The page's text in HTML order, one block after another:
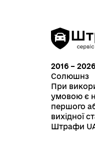
2016 –
Солюшнз
При
умовою є
першого
вихідної
Штрафи